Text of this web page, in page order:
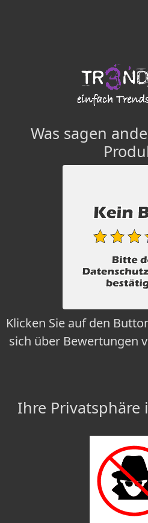
Was sagen
Klicken Sie auf den
sich über Bewertungen
Ihre Privatsphäre